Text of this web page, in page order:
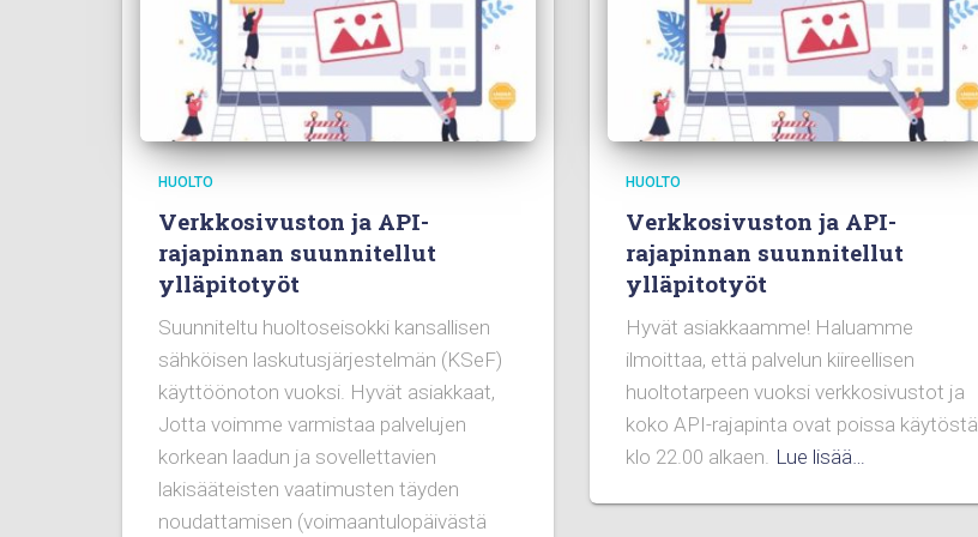
HUOLTO
Verkkosivuston ja API-
rajapinnan suunnitellut
ylläpitotyöt
Suunniteltu huoltoseisokki kansallisen
sähköisen laskutusjärjestelmän (KSeF)
käyttöönoton vuoksi. Hyvät asiakkaat,
Jotta voimme varmistaa palvelujen
korkean laadun ja sovellettavien
lakisääteisten vaatimusten täyden
noudattamisen (voimaantulopäivästä
HUOLTO
Verkkosivuston ja API-
rajapinnan suunnitellut
ylläpitotyöt
Hyvät asiakkaamme! Haluamme
ilmoittaa, että palvelun kiireellisen
huoltotarpeen vuoksi verkkosivustot ja
koko API-rajapinta ovat poissa käytöstä
klo 22.00 alkaen. Lue lisää…